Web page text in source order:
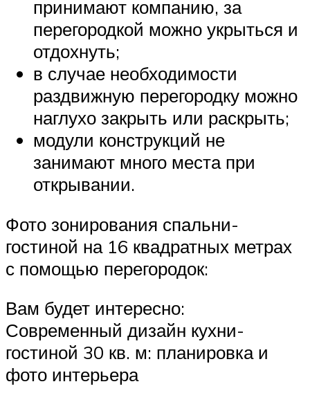
принимают компанию, за
перегородкой можно укрыться и
отдохнуть;
в случае необходимости
раздвижную перегородку можно
наглухо закрыть или раскрыть;
модули конструкций не
занимают много места при
открывании.
Фото зонирования спальни-
гостиной на 16 квадратных метрах
с помощью перегородок:
Вам будет интересно:
Современный дизайн кухни-
гостиной 30 кв. м: планировка и
фото интерьера